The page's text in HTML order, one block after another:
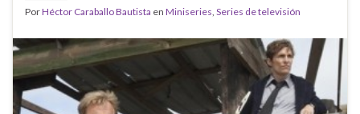
PorHéctor Caraballo Bautista en Miniseries Series de televisión